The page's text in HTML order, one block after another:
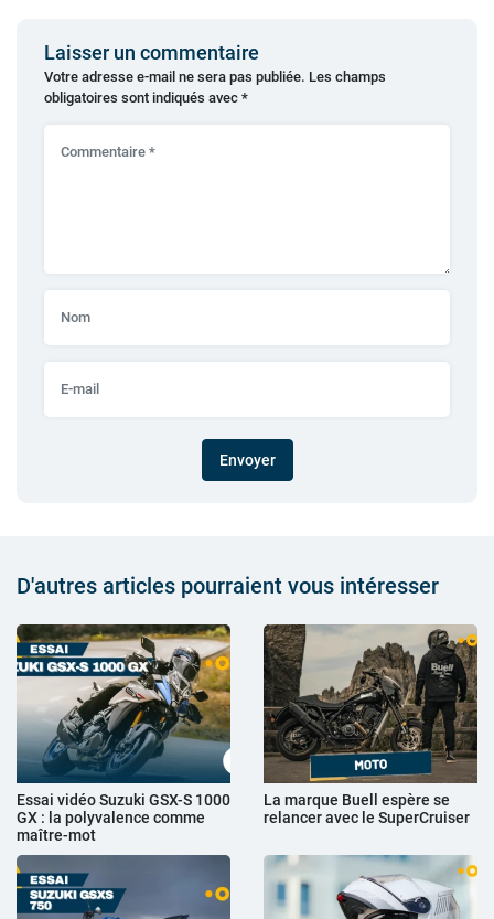
Laisser un commentaire
Votre adresse e-mail ne sera pas publiée. Les champs
obligatoires sont indiqués avec *
Envoyer
D'autres articles pourraient vous intéresser
Essai vidéo Suzuki GSX-S 1000
GX : la polyvalence comme
maître-mot
La marque Buell espère se
relancer avec le SuperCruiser